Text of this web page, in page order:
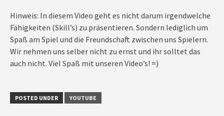
Hinweis: In diesem Video geht es nicht darum irgendwelche
Fähigkeiten (Skill’s) zu präsentieren. Sondern lediglich um
Spaß am Spiel und die Freundschaft zwischen uns Spielern.
Wir nehmen uns selber nicht zu ernst und ihr solltet das
auch nicht. Viel Spaß mit unseren Video’s! =)
POSTED UNDER YOUTUBE